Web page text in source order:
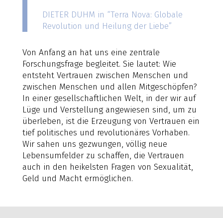
DIETER DUHM in “Terra Nova: Globale
Revolution und Heilung der Liebe”
Von Anfang an hat uns eine zentrale
Forschungsfrage begleitet. Sie lautet: Wie
entsteht Vertrauen zwischen Menschen und
zwischen Menschen und allen Mitgeschöpfen?
In einer gesellschaftlichen Welt, in der wir auf
Lüge und Verstellung angewiesen sind, um zu
überleben, ist die Erzeugung von Vertrauen ein
tief politisches und revolutionäres Vorhaben.
Wir sahen uns gezwungen, völlig neue
Lebensumfelder zu schaffen, die Vertrauen
auch in den heikelsten Fragen von Sexualität,
Geld und Macht ermöglichen.